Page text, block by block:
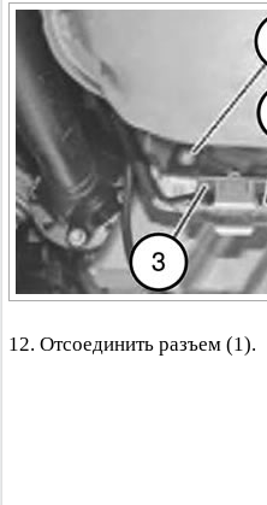
12. Отсоединить разъем (1).